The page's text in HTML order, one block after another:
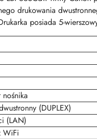
drukowania
posiada 5-
(DUPLEX)
(LAN)
WiFi